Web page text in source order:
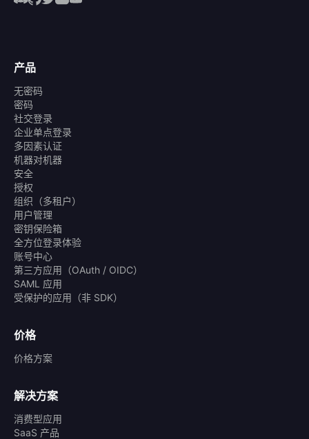
产品
无密码
密码
社交登录
企业单点登录
多因素认证
机器对机器
安全
授权
组织（多租户）
用户管理
密钥保险箱
全方位登录体验
账号中心
第三方应用（OAuth / OIDC）
SAML 应用
受保护的应用（非 SDK）
价格
价格方案
解决方案
消费型应用
SaaS 产品